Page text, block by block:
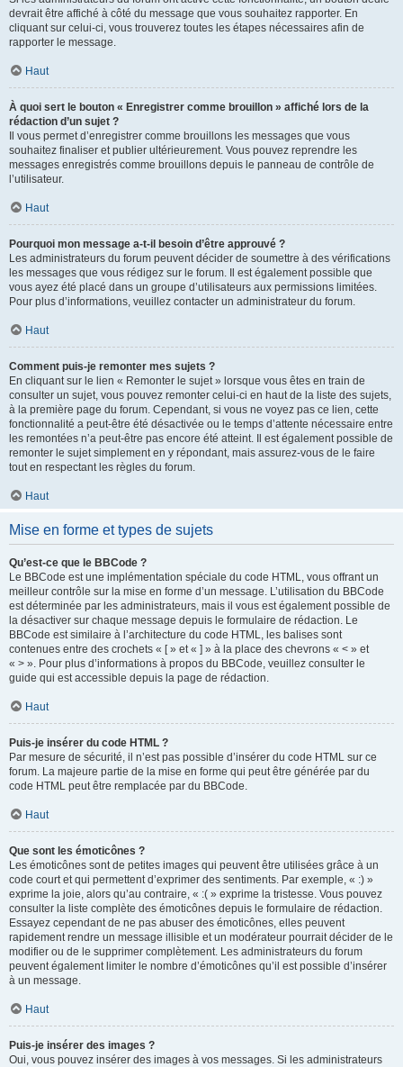
devrait être affiché à côté du message que vous souhaitez rapporter. En
cliquant sur celui-ci, vous trouverez toutes les étapes nécessaires afin de
rapporter le message.
Haut
À quoi sert le bouton « Enregistrer comme brouillon » affiché lors de la
rédaction d’un sujet ?
Il vous permet d’enregistrer comme brouillons les messages que vous
souhaitez finaliser et publier ultérieurement. Vous pouvez reprendre les
messages enregistrés comme brouillons depuis le panneau de contrôle de
l’utilisateur.
Haut
Pourquoi mon message a-t-il besoin d’être approuvé ?
Les administrateurs du forum peuvent décider de soumettre à des vérifications
les messages que vous rédigez sur le forum. Il est également possible que
vous ayez été placé dans un groupe d’utilisateurs aux permissions limitées.
Pour plus d’informations, veuillez contacter un administrateur du forum.
Haut
Comment puis-je remonter mes sujets ?
En cliquant sur le lien « Remonter le sujet » lorsque vous êtes en train de
consulter un sujet, vous pouvez remonter celui-ci en haut de la liste des sujets,
à la première page du forum. Cependant, si vous ne voyez pas ce lien, cette
fonctionnalité a peut-être été désactivée ou le temps d’attente nécessaire entre
les remontées n’a peut-être pas encore été atteint. Il est également possible de
remonter le sujet simplement en y répondant, mais assurez-vous de le faire
tout en respectant les règles du forum.
Haut
Mise en forme et types de sujets
Qu’est-ce que le BBCode ?
Le BBCode est une implémentation spéciale du code HTML, vous offrant un
meilleur contrôle sur la mise en forme d’un message. L’utilisation du BBCode
est déterminée par les administrateurs, mais il vous est également possible de
la désactiver sur chaque message depuis le formulaire de rédaction. Le
BBCode est similaire à l’architecture du code HTML, les balises sont
contenues entre des crochets « [ » et « ] » à la place des chevrons « < » et
« > ». Pour plus d’informations à propos du BBCode, veuillez consulter le
guide qui est accessible depuis la page de rédaction.
Haut
Puis-je insérer du code HTML ?
Par mesure de sécurité, il n’est pas possible d’insérer du code HTML sur ce
forum. La majeure partie de la mise en forme qui peut être générée par du
code HTML peut être remplacée par du BBCode.
Haut
Que sont les émoticônes ?
Les émoticônes sont de petites images qui peuvent être utilisées grâce à un
code court et qui permettent d’exprimer des sentiments. Par exemple, « :) »
exprime la joie, alors qu’au contraire, « :( » exprime la tristesse. Vous pouvez
consulter la liste complète des émoticônes depuis le formulaire de rédaction.
Essayez cependant de ne pas abuser des émoticônes, elles peuvent
rapidement rendre un message illisible et un modérateur pourrait décider de le
modifier ou de le supprimer complètement. Les administrateurs du forum
peuvent également limiter le nombre d’émoticônes qu’il est possible d’insérer
à un message.
Haut
Puis-je insérer des images ?
Oui, vous pouvez insérer des images à vos messages. Si les administrateurs